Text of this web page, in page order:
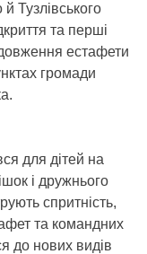
Тузлівського
та перші
естафети
громади
для дітей на
і дружнього
спритність,
та командних
до нових видів